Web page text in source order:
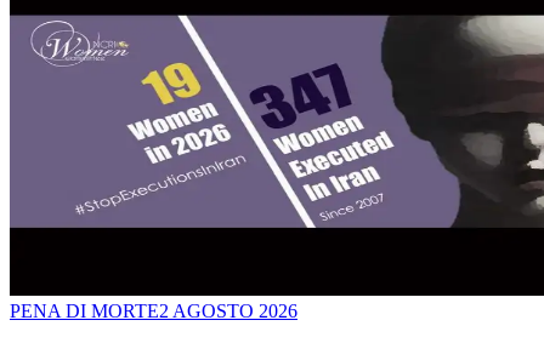
PENA DI MORTE2 AGOSTO 2026